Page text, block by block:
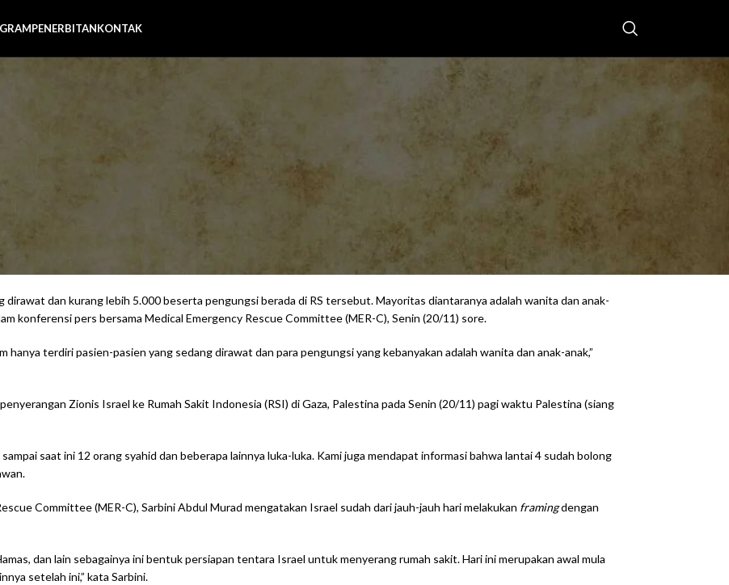
PENERBITANKONTAK
AWG: Israel Tidak Punya Alasan Kuat Serang RS
Indonesia
Zionis Israel tidak memiliki alasan yang kuat untuk menyerang Rumah Sakit Indonesia (RSI) di Gaza, Palestina. Pasalnya,
5.000 orang, termasuk para pengungsi dan 700 pasien luka-luka akibat agresi Israel.
dirawat dan kurang lebih 5.000 beserta pengungsi berada di RS tersebut. Mayoritas diantaranya adalah wanita dan anak-
konferensi pers bersama Medical Emergency Rescue Committee (MER-C), Senin (20/11) sore.
hanya terdiri pasien-pasien yang sedang dirawat dan para pengungsi yang kebanyakan adalah wanita dan anak-anak,”
Zionis Israel ke Rumah Sakit Indonesia (RSI) di Gaza, Palestina pada Senin (20/11) pagi waktu Palestina (siang
saat ini 12 orang syahid dan beberapa lainnya luka-luka. Kami juga mendapat informasi bahwa lantai 4 sudah bolong
Committee (MER-C), Sarbini Abdul Murad mengatakan Israel sudah dari jauh-jauh hari melakukan framingdengan
dan lain sebagainya ini bentuk persiapan tentara Israel untuk menyerang rumah sakit. Hari ini merupakan awal mula
setelah ini,” kata Sarbini.